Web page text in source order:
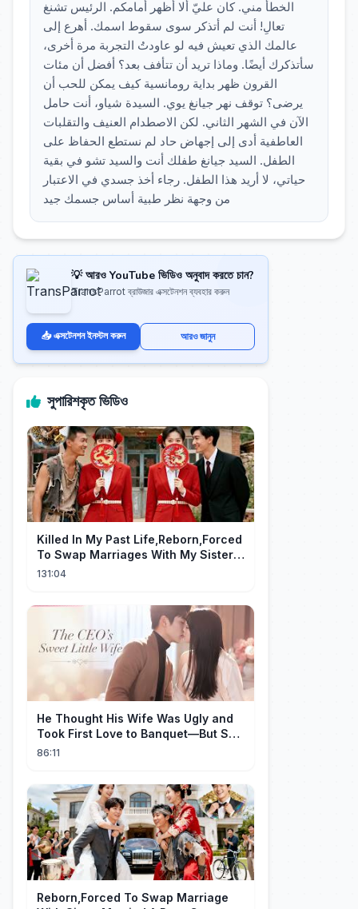
الخطأ مني. كان عليّ ألا أظهر أمامكم. الرئيس تشنغ
تعالِ! أنت لم أتذكر سوى سقوط اسمك. أهرع إلى
عالمك الذي تعيش فيه لو عاودتُ التجربة مرة أخرى،
سأتذكرك أيضًا. وماذا تريد أن تتأفف بعد؟ أفضل أن مئات
القرون ظهر بداية رومانسية كيف يمكن للحب أن
يرضى؟ توقف نهر جيانغ يوي. السيدة شياو، أنت حامل
الآن في الشهر الثاني. لكن الاصطدام العنيف والتقلبات
العاطفية أدى إلى إجهاض حاد لم نستطع الحفاظ على
الطفل. السيد جيانغ طفلك أنت والسيد تشو في بقية
حياتي، لا أريد هذا الطفل. رجاء أخذ جسدي في الاعتبار
من وجهة نظر طبية أساس جسمك جيد
💡 আরও YouTube ভিডিও অনুবাদ করতে চান?
TransParrot ব্রাউজার এক্সটেনশন ব্যবহার করুন
📥 এক্সটেনশন ইনস্টল করুন আরও জানুন
সুপারিশকৃত ভিডিও
Killed In My Past Life,Reborn,Forced
To Swap Marriages With My Sister.
Now, The Wheel Of Fate Turns!
131:04
He Thought His Wife Was Ugly and
Took First Love to Banquet—But She
Stunned Everyone, He Regretted ！
86:11
Reborn,Forced To Swap Marriage